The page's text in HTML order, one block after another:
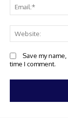
Save my
time I comment.